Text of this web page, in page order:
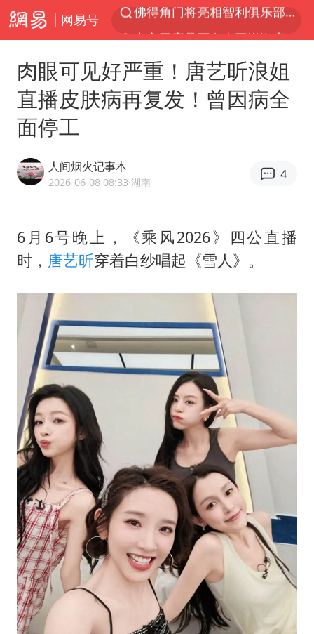
网易号
中方回应是否在太平洋海底开采稀土
看守所辅警收受10万获刑1年
宇树科技王兴兴身家有望超200亿元
U17国足1分钟轰2球
中国养老床位“三连降”
奋进开新局 实干挑大梁
肉眼可见好严重！唐艺昕浪姐
直播皮肤病再复发！曾因病全
面停工
人间烟火记事本
2026-06-08 08:33·湖南
4
6月6号晚上，《乘风2026》四公直播
时， 唐艺昕穿着白纱唱起《雪人》。